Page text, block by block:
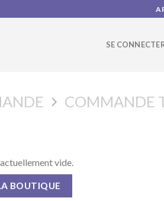
SE
COMMANDE
vide.
BOUTIQUE